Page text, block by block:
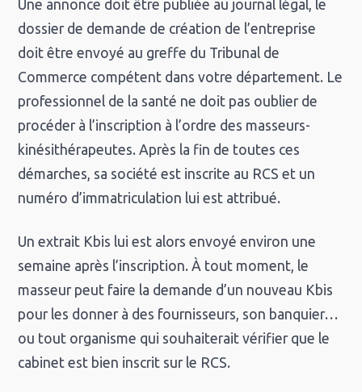
Une annonce doit être publiée au journal légal, le
dossier de demande de création de l’entreprise
doit être envoyé au greffe du Tribunal de
Commerce compétent dans votre département. Le
professionnel de la santé ne doit pas oublier de
procéder à l’inscription à l’ordre des masseurs-
kinésithérapeutes. Après la fin de toutes ces
démarches, sa société est inscrite au RCS et un
numéro d’immatriculation lui est attribué.
Un extrait Kbis lui est alors envoyé environ une
semaine après l’inscription. À tout moment, le
masseur peut faire la demande d’un nouveau Kbis
pour les donner à des fournisseurs, son banquier…
ou tout organisme qui souhaiterait vérifier que le
cabinet est bien inscrit sur le RCS.